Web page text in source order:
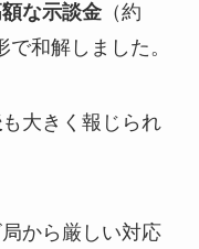
な示談金（約
和解しました。
も大きく報じられ
から厳しい対応